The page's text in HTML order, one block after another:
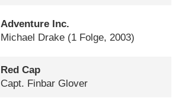
Adventure Inc.
Michael Drake (1 Folge, 2003)
Red Cap
Capt. Finbar Glover